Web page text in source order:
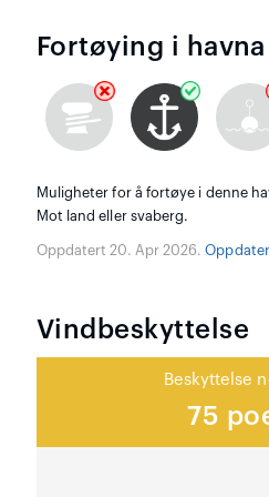
Fortøying i havna
Muligheter for å fortøye i denne
Mot land eller svaberg.
Oppdatert 20. Apr 2026.
Vindbeskyttelse
Beskyttelse
75